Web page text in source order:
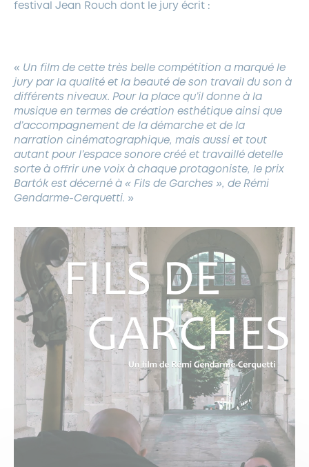
festival Jean Rouch dont le jury écrit :
« Un film de cette très belle compétition a marqué le
jury par la qualité et la beauté de son travail du son à
différents niveaux. Pour la place qu’il donne à la
musique en termes de création esthétique ainsi que
d’accompagnement de la démarche et de la
narration cinématographique, mais aussi et tout
autant pour l’espace sonore créé et travaillé detelle
sorte à offrir une voix à chaque protagoniste, le prix
Bartók est décerné à « Fils de Garches », de Rémi
Gendarme-Cerquetti. »